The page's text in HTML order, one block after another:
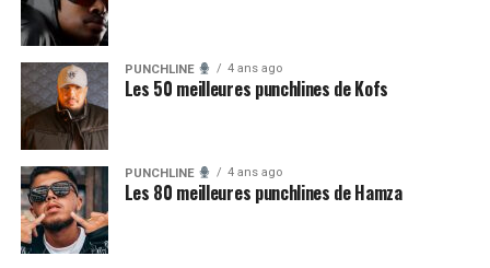
PUNCHLINE 4 ans ago
Les 50 meilleures punchlines de Kofs
PUNCHLINE 4 ans ago
Les 80 meilleures punchlines de Hamza